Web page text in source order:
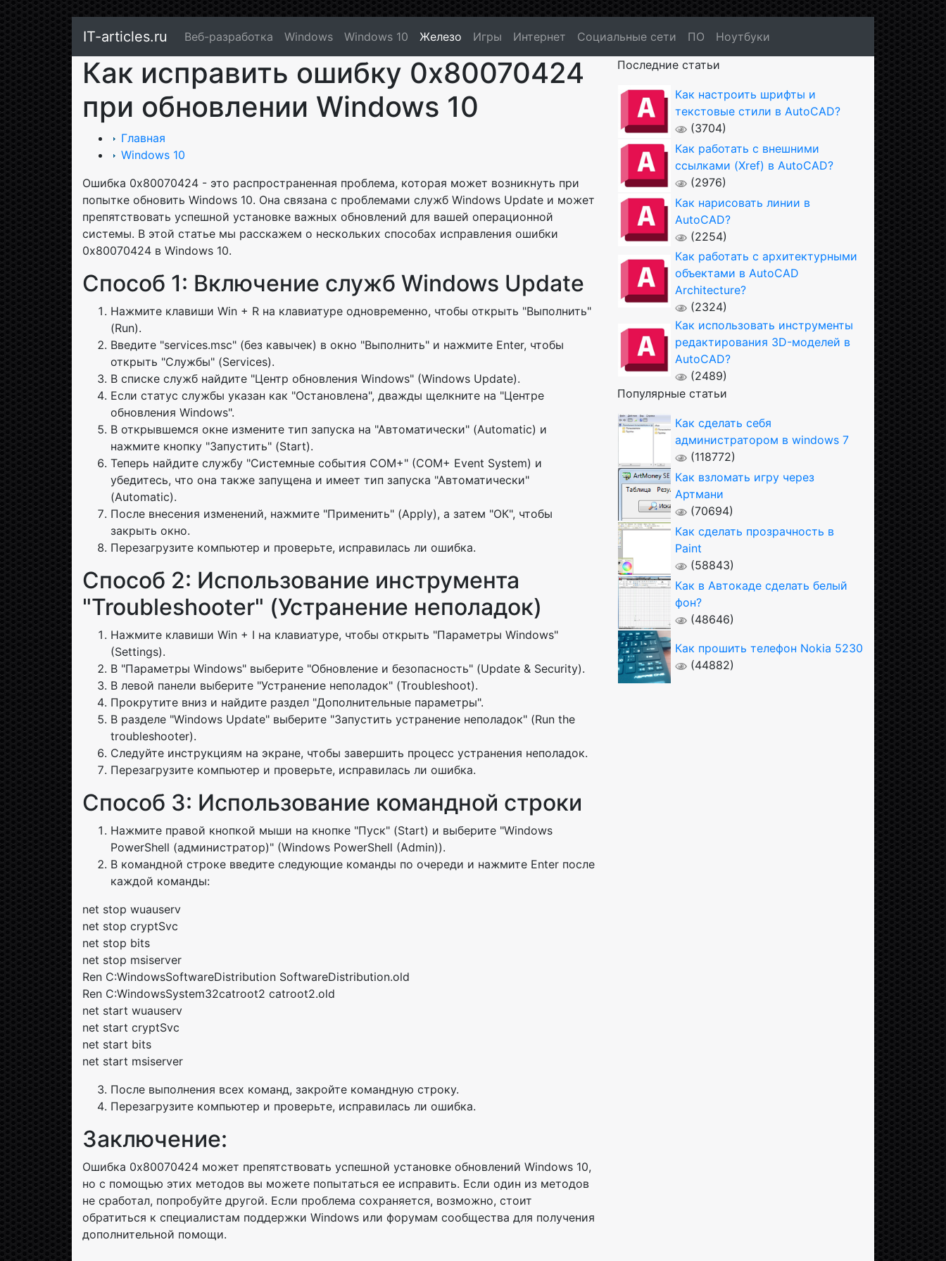
IT-articles.ru Веб-разработка Windows Windows 10 Железо Игры Интернет Социальные сети ПО Ноутбуки
Как исправить ошибку 0x80070424
при обновлении Windows 10
Главная
Windows 10
Ошибка 0x80070424 - это распространенная проблема, которая может возникнуть при
попытке обновить Windows 10. Она связана с проблемами служб Windows Update и может
препятствовать успешной установке важных обновлений для вашей операционной
системы. В этой статье мы расскажем о нескольких способах исправления ошибки
0x80070424 в Windows 10.
Способ 1: Включение служб Windows Update
Нажмите клавиши Win + R на клавиатуре одновременно, чтобы открыть "Выполнить"
(Run).
Введите "services.msc" (без кавычек) в окно "Выполнить" и нажмите Enter, чтобы
открыть "Службы" (Services).
В списке служб найдите "Центр обновления Windows" (Windows Update).
Если статус службы указан как "Остановлена", дважды щелкните на "Центре
обновления Windows".
В открывшемся окне измените тип запуска на "Автоматически" (Automatic) и
нажмите кнопку "Запустить" (Start).
Теперь найдите службу "Системные события COM+" (COM+ Event System) и
убедитесь, что она также запущена и имеет тип запуска "Автоматически"
(Automatic).
После внесения изменений, нажмите "Применить" (Apply), а затем "ОК", чтобы
закрыть окно.
Перезагрузите компьютер и проверьте, исправилась ли ошибка.
Способ 2: Использование инструмента
"Troubleshooter" (Устранение неполадок)
Нажмите клавиши Win + I на клавиатуре, чтобы открыть "Параметры Windows"
(Settings).
В "Параметры Windows" выберите "Обновление и безопасность" (Update & Security).
В левой панели выберите "Устранение неполадок" (Troubleshoot).
Прокрутите вниз и найдите раздел "Дополнительные параметры".
В разделе "Windows Update" выберите "Запустить устранение неполадок" (Run the
troubleshooter).
Следуйте инструкциям на экране, чтобы завершить процесс устранения неполадок.
Перезагрузите компьютер и проверьте, исправилась ли ошибка.
Способ 3: Использование командной строки
Нажмите правой кнопкой мыши на кнопке "Пуск" (Start) и выберите "Windows
PowerShell (администратор)" (Windows PowerShell (Admin)).
В командной строке введите следующие команды по очереди и нажмите Enter после
каждой команды:
net stop wuauserv
net stop cryptSvc
net stop bits
net stop msiserver
Ren C:WindowsSoftwareDistribution SoftwareDistribution.old
Ren C:WindowsSystem32catroot2 catroot2.old
net start wuauserv
net start cryptSvc
net start bits
net start msiserver
После выполнения всех команд, закройте командную строку.
Перезагрузите компьютер и проверьте, исправилась ли ошибка.
Заключение:
Ошибка 0x80070424 может препятствовать успешной установке обновлений Windows 10,
но с помощью этих методов вы можете попытаться ее исправить. Если один из методов
не сработал, попробуйте другой. Если проблема сохраняется, возможно, стоит
обратиться к специалистам поддержки Windows или форумам сообщества для получения
дополнительной помощи.
Последние статьи
Как настроить шрифты и
текстовые стили в AutoCAD?
(3704)
Как работать с внешними
ссылками (Xref) в AutoCAD?
(2976)
Как нарисовать линии в
AutoCAD?
(2254)
Как работать с архитектурными
объектами в AutoCAD
Architecture?
(2324)
Как использовать инструменты
редактирования 3D-моделей в
AutoCAD?
(2489)
Популярные статьи
Как сделать себя
администратором в windows 7
(118772)
Как взломать игру через
Артмани
(70694)
Как сделать прозрачность в
Paint
(58843)
Как в Автокаде сделать белый
фон?
(48646)
Как прошить телефон Nokia 5230
(44882)